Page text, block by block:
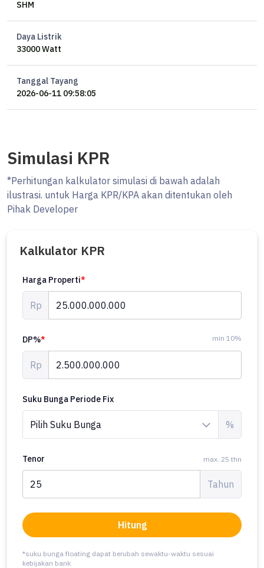
SHM
Daya Listrik
33000 Watt
Tanggal Tayang
2026-06-11 09:58:05
Simulasi KPR
*Perhitungan kalkulator simulasi di bawah adalah
ilustrasi. untuk Harga KPR/KPA akan ditentukan oleh
Pihak Developer
Kalkulator KPR
Harga Properti*
Rp
DP%* min 10%
Rp
Suku Bunga Periode Fix
%
Tenor max. 25 thn
Tahun
Hitung
*suku bunga floating dapat berubah sewaktu-waktu sesuai
kebijakan bank